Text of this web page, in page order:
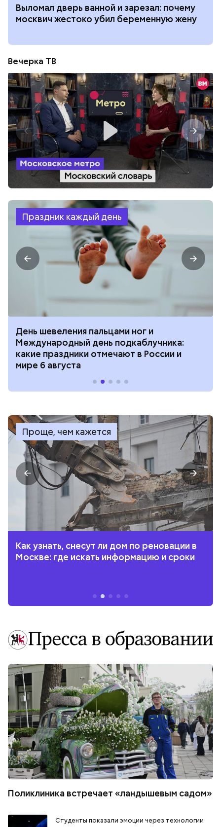
Выломал дверь ванной и зарезал: почему
москвич жестоко убил беременную жену
Вечерка ТВ
Праздник каждый день
День шевеления пальцами ног и
Международный день подкаблучника:
какие праздники отмечают в России и
мире 6 августа
Проще, чем кажется
Как узнать, снесут ли дом по реновации в
Москве: где искать информацию и сроки
Поликлиника встречает «ландышевым садом»
Студенты показали эмоции через технологии